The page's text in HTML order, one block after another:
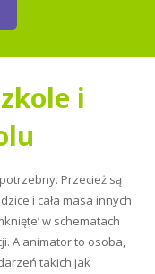
i
Przecież są
i cała masa innych
w schematach
A animator to osoba,
takich jak